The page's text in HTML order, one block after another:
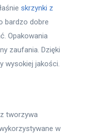
skrzynki z
bardzo dobre
Opakowania
zaufania. Dzięki
wysokiej jakości.
tworzywa
w